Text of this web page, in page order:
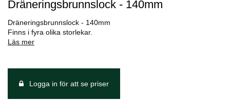
Dräneringsbrunnslock - 140mm
Dräneringsbrunnslock - 140mm
Finns i fyra olika storlekar.
Läs mer
Logga in för att se priser